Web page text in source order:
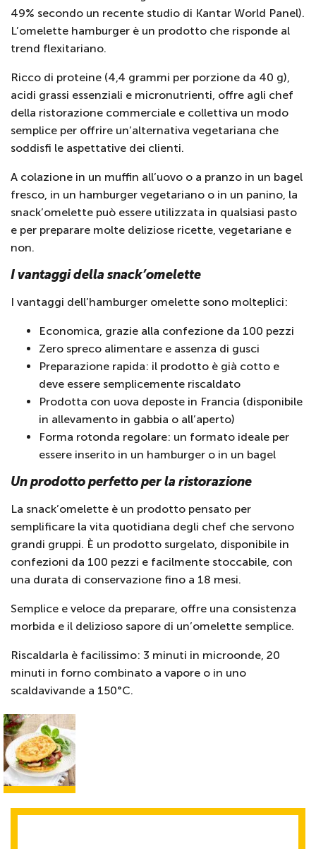
49% secondo un recente studio di Kantar World Panel).
L’omelette hamburger è un prodotto che risponde al
trend flexitariano.
Ricco di proteine (4,4 grammi per porzione da 40 g),
acidi grassi essenziali e micronutrienti, offre agli chef
della ristorazione commerciale e collettiva un modo
semplice per offrire un’alternativa vegetariana che
soddisfi le aspettative dei clienti.
A colazione in un muffin all’uovo o a pranzo in un bagel
fresco, in un hamburger vegetariano o in un panino, la
snack’omelette può essere utilizzata in qualsiasi pasto
e per preparare molte deliziose ricette, vegetariane e
non.
I vantaggi della snack’omelette
I vantaggi dell’hamburger omelette sono molteplici:
Economica, grazie alla confezione da 100 pezzi
Zero spreco alimentare e assenza di gusci
Preparazione rapida: il prodotto è già cotto e
deve essere semplicemente riscaldato
Prodotta con uova deposte in Francia (disponibile
in allevamento in gabbia o all’aperto)
Forma rotonda regolare: un formato ideale per
essere inserito in un hamburger o in un bagel
Un prodotto perfetto per la ristorazione
La snack’omelette è un prodotto pensato per
semplificare la vita quotidiana degli chef che servono
grandi gruppi. È un prodotto surgelato, disponibile in
confezioni da 100 pezzi e facilmente stoccabile, con
una durata di conservazione fino a 18 mesi.
Semplice e veloce da preparare, offre una consistenza
morbida e il delizioso sapore di un’omelette semplice.
Riscaldarla è facilissimo: 3 minuti in microonde, 20
minuti in forno combinato a vapore o in uno
scaldavivande a 150°C.